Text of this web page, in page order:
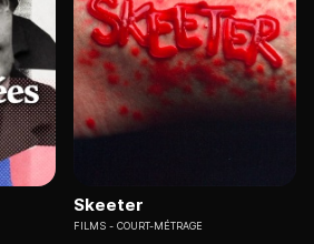
Skeeter
FILMS COURT-MÉTRAGE